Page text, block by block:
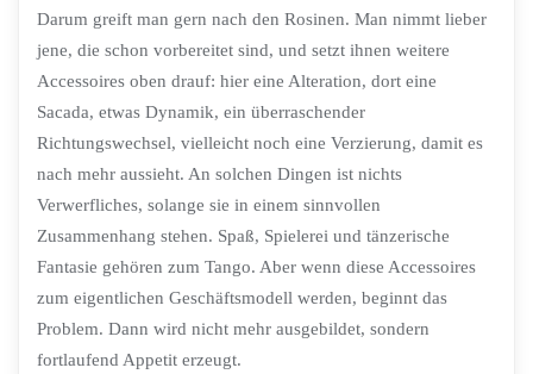
Darum greift man gern nach den Rosinen. Man nimmt lieber
jene, die schon vorbereitet sind, und setzt ihnen weitere
Accessoires oben drauf: hier eine Alteration, dort eine
Sacada, etwas Dynamik, ein überraschender
Richtungswechsel, vielleicht noch eine Verzierung, damit es
nach mehr aussieht. An solchen Dingen ist nichts
Verwerfliches, solange sie in einem sinnvollen
Zusammenhang stehen. Spaß, Spielerei und tänzerische
Fantasie gehören zum Tango. Aber wenn diese Accessoires
zum eigentlichen Geschäftsmodell werden, beginnt das
Problem. Dann wird nicht mehr ausgebildet, sondern
fortlaufend Appetit erzeugt.